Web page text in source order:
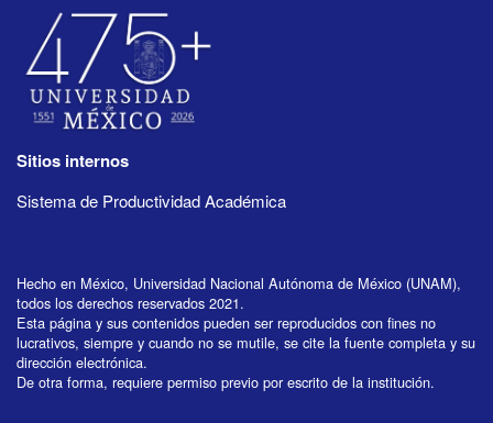
Sitios internos
Sistema de Productividad Académica
Hecho en México, Universidad Nacional Autónoma de México (UNAM),
todos los derechos reservados 2021.
Esta página y sus contenidos pueden ser reproducidos con fines no
lucrativos, siempre y cuando no se mutile, se cite la fuente completa y su
dirección electrónica.
De otra forma, requiere permiso previo por escrito de la institución.